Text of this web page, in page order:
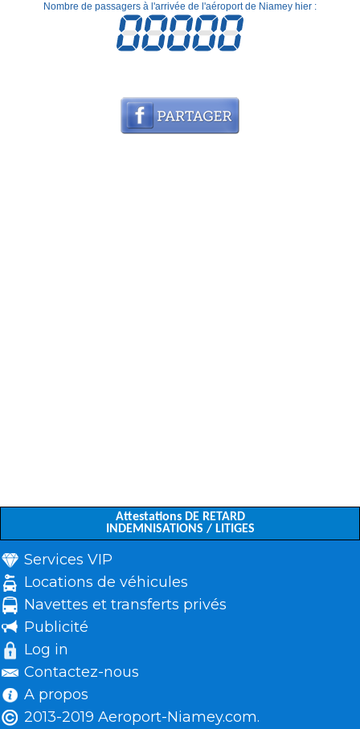
Nombre de passagers à l'arrivée de l'aéroport de Niamey hier :
Attestations DE RETARD
INDEMNISATIONS / LITIGES
Services VIP
Locations de véhicules
Navettes et transferts privés
Publicité
Log in
Contactez-nous
A propos
2013-2019 Aeroport-Niamey.com.